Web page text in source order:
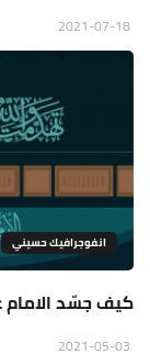
انفوجرافيك حسيني
كيف جسّد الامام